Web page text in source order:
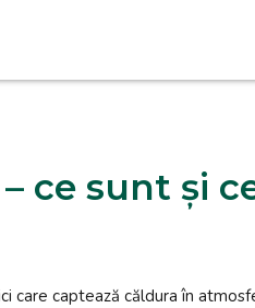
ce sunt și
care captează căldura în